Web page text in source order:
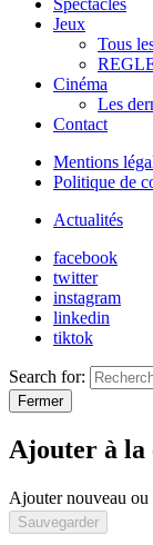
Spectacles
Jeux
Tous
Cinéma
Les
Contact
Mentions
Politique de
Actualités
facebook
twitter
instagram
linkedin
tiktok
Search for:
Fermer
Ajouter à la
Ajouter nouveau ou